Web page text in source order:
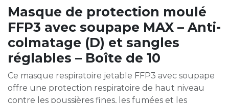
Masque de protection moulé
FFP3 avec soupape MAX – Anti-
colmatage (D) et sangles
réglables – Boîte de 10
Ce masque respiratoire jetable FFP3 avec soupape
offre une protection respiratoire de haut niveau
contre les poussières fines, les fumées et les